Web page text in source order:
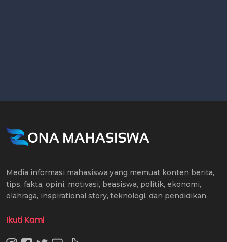
Media informasi mahasiswa yang memuat konten berita,
tips, fakta, opini, motivasi, beasiswa, politik, ekonomi,
olahraga, inspirational story, teknologi, dan pendidikan.
Ikuti Kami